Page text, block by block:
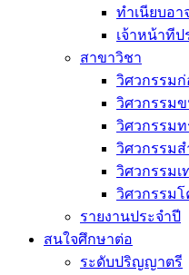
ทำเนียบอา
เจ้าหน้าที
สาขาวิชา
วิศวกรรมก่
วิศวกรรม
วิศวกรรม
วิศวกรรมส
วิศวกรรม
วิศวกรรมโ
รายงานประจำปี
สนใจศึกษาต่อ
ระดับปริญญาตรี